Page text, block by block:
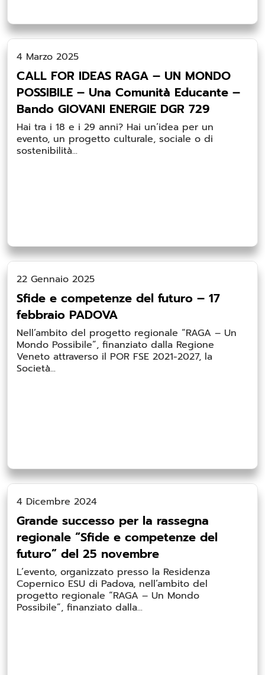
4 Marzo 2025
CALL FOR IDEAS RAGA – UN MONDO
POSSIBILE – Una Comunità Educante –
Bando GIOVANI ENERGIE DGR 729
Hai tra i 18 e i 29 anni? Hai un’idea per un
evento, un progetto culturale, sociale o di
sostenibilità...
22 Gennaio 2025
Sfide e competenze del futuro – 17
febbraio PADOVA
Nell’ambito del progetto regionale “RAGA – Un
Mondo Possibile”, finanziato dalla Regione
Veneto attraverso il POR FSE 2021-2027, la
Società...
4 Dicembre 2024
Grande successo per la rassegna
regionale “Sfide e competenze del
futuro” del 25 novembre
L’evento, organizzato presso la Residenza
Copernico ESU di Padova, nell’ambito del
progetto regionale “RAGA – Un Mondo
Possibile”, finanziato dalla...